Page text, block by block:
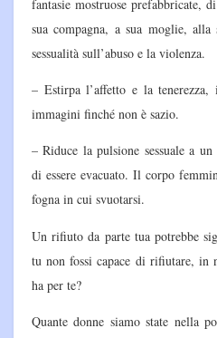
fantasie mostruose prefabbricate,
sua compagna, a sua moglie, alla
sessualità sull’abuso e la violenza.
– Estirpa l’affetto e la
immagini finché non è sazio.
– Riduce la pulsione sessuale a
di essere evacuato. Il corpo
fogna in cui svuotarsi.
Un rifiuto da parte tua potrebbe
tu non fossi capace di rifiutare, in
ha per te?
Quante donne siamo state nella